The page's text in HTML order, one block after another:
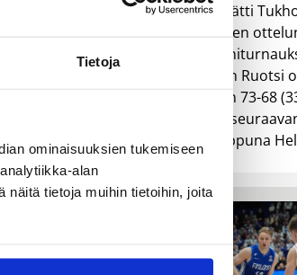
Tietoja
ominaisuuksien tukemiseen
alan
näitä tietoja muihin tietoihin, joita
Susiladies päätti
pelatun kahden
mittaisen
tappioon, kun Ruotsi
loppulukemin 73-68
Suomi pelaa
ensi viikonloppuna